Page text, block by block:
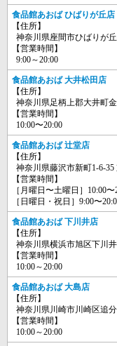
食品館あおば ひばりが丘店
【住所】
神奈川県座間市ひばりが
【営業時間】
9:00～20:00
食品館あおば 大井松田店
【住所】
神奈川県足柄上郡大井町
【営業時間】
10:00〜20:00
食品館あおば 辻堂店
【住所】
神奈川県藤沢市新町1-6-35
【営業時間】
［月曜日〜土曜日］10:00〜
［日曜日・祝日］9:00〜
食品館あおば 下川井店
【住所】
神奈川県横浜市旭区下川井
【営業時間】
10:00～20:00
食品館あおば 大島店
【住所】
神奈川県川崎市川崎区追分
【営業時間】
10:00～20:00